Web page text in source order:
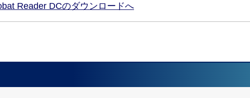
Reader DCのダウンロードへ